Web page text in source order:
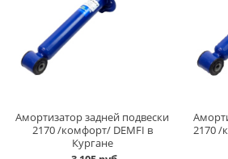
Амортизатор задней подвески
2170 /комфорт/ DEMFI в
Кургане
2170 /